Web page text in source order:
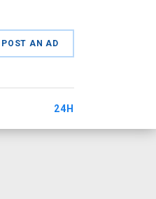
POST AN AD
24H